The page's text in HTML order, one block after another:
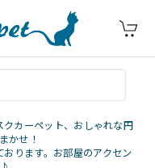
カーペット、おしゃれな円
かせ！
ります。お部屋のアクセン